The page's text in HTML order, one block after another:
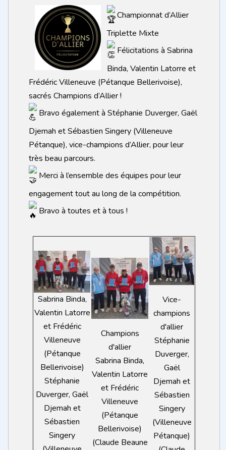
Championnat d’Allier
Triplette Mixte
Félicitations à Sabrina
Binda, Valentin Latorre et
Frédéric Villeneuve (Pétanque Bellerivoise),
sacrés Champions d’Allier !
Bravo également à Stéphanie Duverger, Gaël
Djemah et Sébastien Singery (Villeneuve
Pétanque), vice-champions d’Allier, pour leur
très beau parcours.
Merci à l’ensemble des équipes pour leur
engagement tout au long de la compétition.
Bravo à toutes et à tous !
Sabrina Binda,
Valentin Latorre
et Frédéric
Villeneuve
(Pétanque
Bellerivoise)
Stéphanie
Duverger, Gaël
Djemah et
Sébastien
Singery
Champions
d'allier
Sabrina Binda,
Valentin Latorre
et Frédéric
Villeneuve
(Pétanque
Bellerivoise)
(Claude Beaune
Vice-
champions
d'allier
Stéphanie
Duverger,
Gaël
Djemah et
Sébastien
Singery
(Villeneuve
Pétanque)